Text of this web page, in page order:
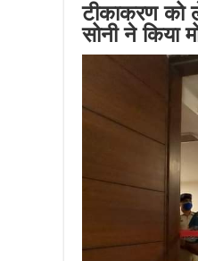
टीकाकरण को
सोनी ने किया